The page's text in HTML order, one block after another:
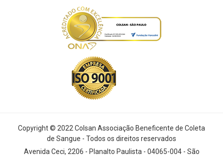
Copyright © 2022 Colsan Associação Beneficente de Coleta
de Sangue - Todos os direitos reservados
Avenida Ceci, 2206 - Planalto Paulista - 04065-004 - São